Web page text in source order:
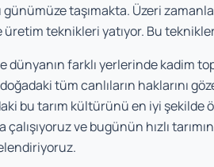
taşımakta. Üzeri
teknikleri yatıyor. Bu
dünyanın farklı yerlerinde kadim
tüm canlıların haklarını
bu tarım kültürünü en iyi şekilde
çalışıyoruz ve bugünün hızlı